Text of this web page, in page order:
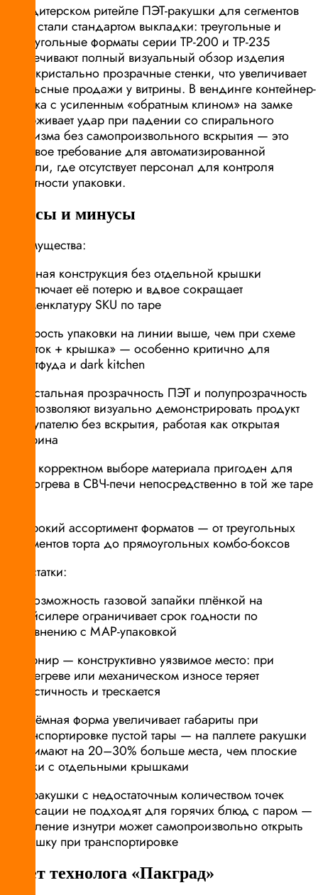
В кондитерском ритейле ПЭТ-ракушки для сегментов
тортов стали стандартом выкладки: треугольные и
прямоугольные форматы серии ТР-200 и ТР-235
обеспечивают полный визуальный обзор изделия
через кристально прозрачные стенки, что увеличивает
импульсные продажи у витрины. В вендинге контейнер-
ракушка с усиленным «обратным клином» на замке
выдерживает удар при падении со спирального
механизма без самопроизвольного вскрытия — это
ключевое требование для автоматизированной
торговли, где отсутствует персонал для контроля
целостности упаковки.
Плюсы и минусы
Преимущества:
единая конструкция без отдельной крышки
исключает её потерю и вдвое сокращает
номенклатуру SKU по таре
скорость упаковки на линии выше, чем при схеме
«лоток + крышка» — особенно критично для
фастфуда и dark kitchen
кристальная прозрачность ПЭТ и полупрозрачность
PP позволяют визуально демонстрировать продукт
покупателю без вскрытия, работая как открытая
витрина
при корректном выборе материала пригоден для
разогрева в СВЧ-печи непосредственно в той же таре
широкий ассортимент форматов — от треугольных
сегментов торта до прямоугольных комбо-боксов
Недостатки:
невозможность газовой запайки плёнкой на
трейсилере ограничивает срок годности по
сравнению с МАР-упаковкой
шарнир — конструктивно уязвимое место: при
перегреве или механическом износе теряет
эластичность и трескается
объёмная форма увеличивает габариты при
транспортировке пустой тары — на паллете ракушки
занимают на 20–30% больше места, чем плоские
лотки с отдельными крышками
PP-ракушки с недостаточным количеством точек
фиксации не подходят для горячих блюд с паром —
давление изнутри может самопроизвольно открыть
крышку при транспортировке
Совет технолога «Пакград»